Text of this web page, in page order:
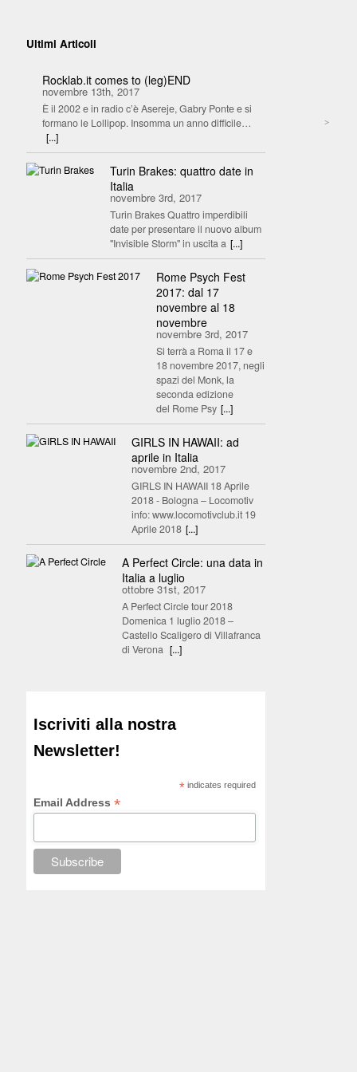
>
Ultimi Articoli
Rocklab.it comes to (leg)END
novembre 13th, 2017
È il 2002 e in radio c’è Asereje, Gabry Ponte e si
formano le Lollipop. Insomma un anno difficile…
[...]
Turin Brakes: quattro date in
Italia
novembre 3rd, 2017
Turin Brakes Quattro imperdibili
date per presentare il nuovo album
"Invisible Storm" in uscita a [...]
Rome Psych Fest
2017: dal 17
novembre al 18
novembre
novembre 3rd, 2017
Si terrà a Roma il 17 e
18 novembre 2017, negli
spazi del Monk, la
seconda edizione
del Rome Psy [...]
GIRLS IN HAWAII: ad
aprile in Italia
novembre 2nd, 2017
GIRLS IN HAWAII 18 Aprile
2018 - Bologna – Locomotiv
info: www.locomotivclub.it 19
Aprile 2018 [...]
A Perfect Circle: una data in
Italia a luglio
ottobre 31st, 2017
A Perfect Circle tour 2018
Domenica 1 luglio 2018 –
Castello Scaligero di Villafranca
di Verona [...]
Iscriviti alla nostra
Newsletter!
* indicates required
Email Address *